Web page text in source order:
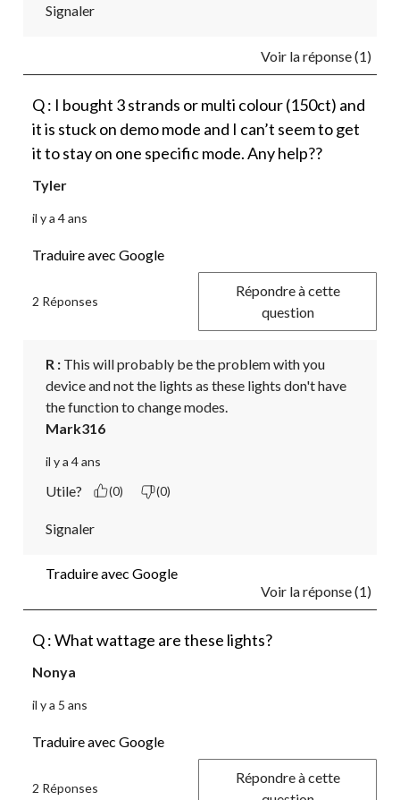
Signaler
Voir la réponse (1)
Q : I bought 3 strands or multi colour (150ct) and
it is stuck on demo mode and I can’t seem to get
it to stay on one specific mode. Any help??
Tyler
il y a 4 ans
Traduire avec Google
2 Réponses
Répondre à cette
question
R : This will probably be the problem with you
device and not the lights as these lights don't have
the function to change modes.
Mark316
il y a 4 ans
Utile? (0) (0)
Signaler
Traduire avec Google
Voir la réponse (1)
Q : What wattage are these lights?
Nonya
il y a 5 ans
Traduire avec Google
2 Réponses
Répondre à cette